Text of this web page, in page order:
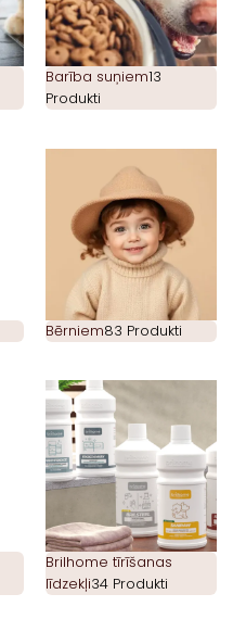
Barība suņiem13
Produkti
Bērniem83 Produkti
Brilhome tīrīšanas
līdzekļi34 Produkti